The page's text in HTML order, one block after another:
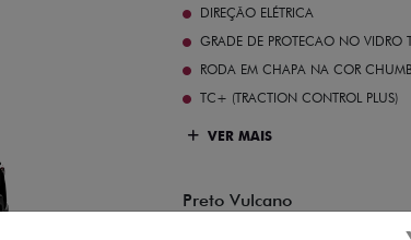
DIREÇÃO ELÉTRICA
GRADE DE PROTECAO NO VIDRO
RODA EM CHAPA NA COR
TC+ (TRACTION CONTROL PLUS)
VER MAIS
Preto Vulcano